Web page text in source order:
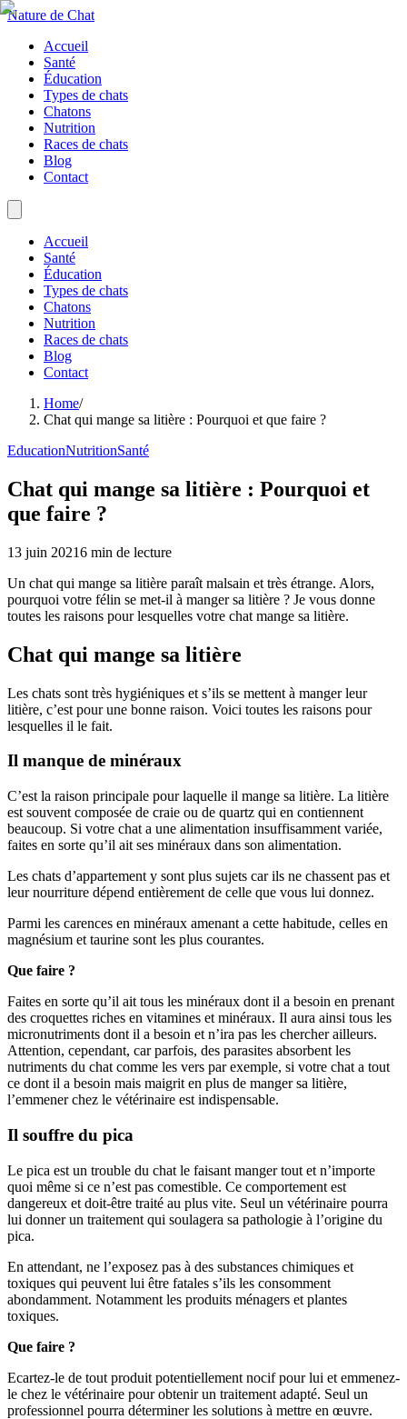
Nature de Chat
Accueil
Santé
Éducation
Types de chats
Chatons
Nutrition
Races de chats
Blog
Contact
Accueil
Santé
Éducation
Types de chats
Chatons
Nutrition
Races de chats
Blog
Contact
Home/
Chat qui mange sa litière : Pourquoi et que faire ?
EducationNutritionSanté
Chat qui mange sa litière : Pourquoi et
que faire ?
13 juin 20216 min de lecture
Un chat qui mange sa litière paraît malsain et très étrange. Alors,
pourquoi votre félin se met-il à manger sa litière ? Je vous donne
toutes les raisons pour lesquelles votre chat mange sa litière.
Chat qui mange sa litière
Les chats sont très hygiéniques et s’ils se mettent à manger leur
litière, c’est pour une bonne raison. Voici toutes les raisons pour
lesquelles il le fait.
Il manque de minéraux
C’est la raison principale pour laquelle il mange sa litière. La litière
est souvent composée de craie ou de quartz qui en contiennent
beaucoup. Si votre chat a une alimentation insuffisamment variée,
faites en sorte qu’il ait ses minéraux dans son alimentation.
Les chats d’appartement y sont plus sujets car ils ne chassent pas et
leur nourriture dépend entièrement de celle que vous lui donnez.
Parmi les carences en minéraux amenant a cette habitude, celles en
magnésium et taurine sont les plus courantes.
Que faire ?
Faites en sorte qu’il ait tous les minéraux dont il a besoin en prenant
des croquettes riches en vitamines et minéraux. Il aura ainsi tous les
micronutriments dont il a besoin et n’ira pas les chercher ailleurs.
Attention, cependant, car parfois, des parasites absorbent les
nutriments du chat comme les vers par exemple, si votre chat a tout
ce dont il a besoin mais maigrit en plus de manger sa litière,
l’emmener chez le vétérinaire est indispensable.
Il souffre du pica
Le pica est un trouble du chat le faisant manger tout et n’importe
quoi même si ce n’est pas comestible. Ce comportement est
dangereux et doit-être traité au plus vite. Seul un vétérinaire pourra
lui donner un traitement qui soulagera sa pathologie à l’origine du
pica.
En attendant, ne l’exposez pas à des substances chimiques et
toxiques qui peuvent lui être fatales s’ils les consomment
abondamment. Notamment les produits ménagers et plantes
toxiques.
Que faire ?
Ecartez-le de tout produit potentiellement nocif pour lui et emmenez-
le chez le vétérinaire pour obtenir un traitement adapté. Seul un
professionnel pourra déterminer les solutions à mettre en œuvre.